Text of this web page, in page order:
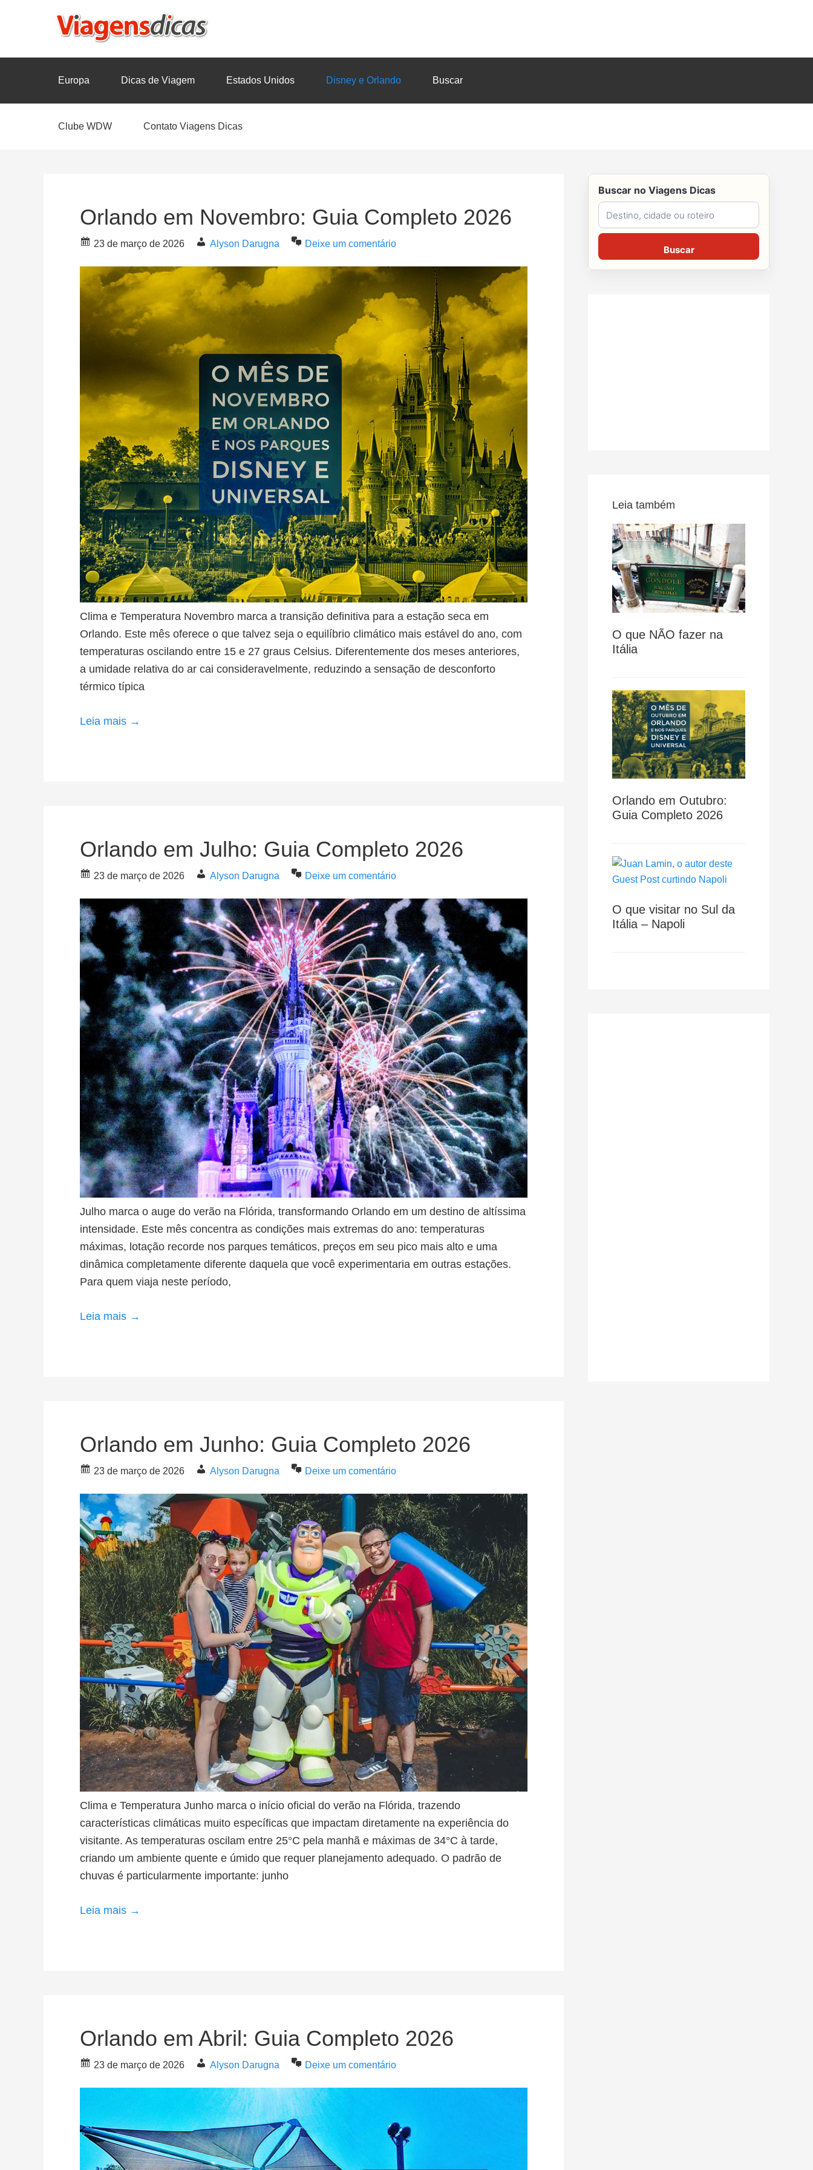
Europa Dicas de Viagem Estados Unidos Disney e Orlando Buscar
Clube WDW Contato Viagens Dicas
Orlando em Novembro: Guia Completo 2026
23 de março de 2026 Alyson Darugna Deixe um comentário
Clima e Temperatura Novembro marca a transição definitiva para a estação seca em
Orlando. Este mês oferece o que talvez seja o equilíbrio climático mais estável do ano, com
temperaturas oscilando entre 15 e 27 graus Celsius. Diferentemente dos meses anteriores,
a umidade relativa do ar cai consideravelmente, reduzindo a sensação de desconforto
térmico típica
Leia mais →
Orlando em Julho: Guia Completo 2026
23 de março de 2026 Alyson Darugna Deixe um comentário
Julho marca o auge do verão na Flórida, transformando Orlando em um destino de altíssima
intensidade. Este mês concentra as condições mais extremas do ano: temperaturas
máximas, lotação recorde nos parques temáticos, preços em seu pico mais alto e uma
dinâmica completamente diferente daquela que você experimentaria em outras estações.
Para quem viaja neste período,
Leia mais →
Orlando em Junho: Guia Completo 2026
23 de março de 2026 Alyson Darugna Deixe um comentário
Clima e Temperatura Junho marca o início oficial do verão na Flórida, trazendo
características climáticas muito específicas que impactam diretamente na experiência do
visitante. As temperaturas oscilam entre 25°C pela manhã e máximas de 34°C à tarde,
criando um ambiente quente e úmido que requer planejamento adequado. O padrão de
chuvas é particularmente importante: junho
Leia mais →
Orlando em Abril: Guia Completo 2026
23 de março de 2026 Alyson Darugna Deixe um comentário
Buscar no Viagens Dicas
Buscar no Viagens Dicas
Buscar
Leia também
O que NÃO fazer na
Itália
Orlando em Outubro:
Guia Completo 2026
O que visitar no Sul da
Itália – Napoli